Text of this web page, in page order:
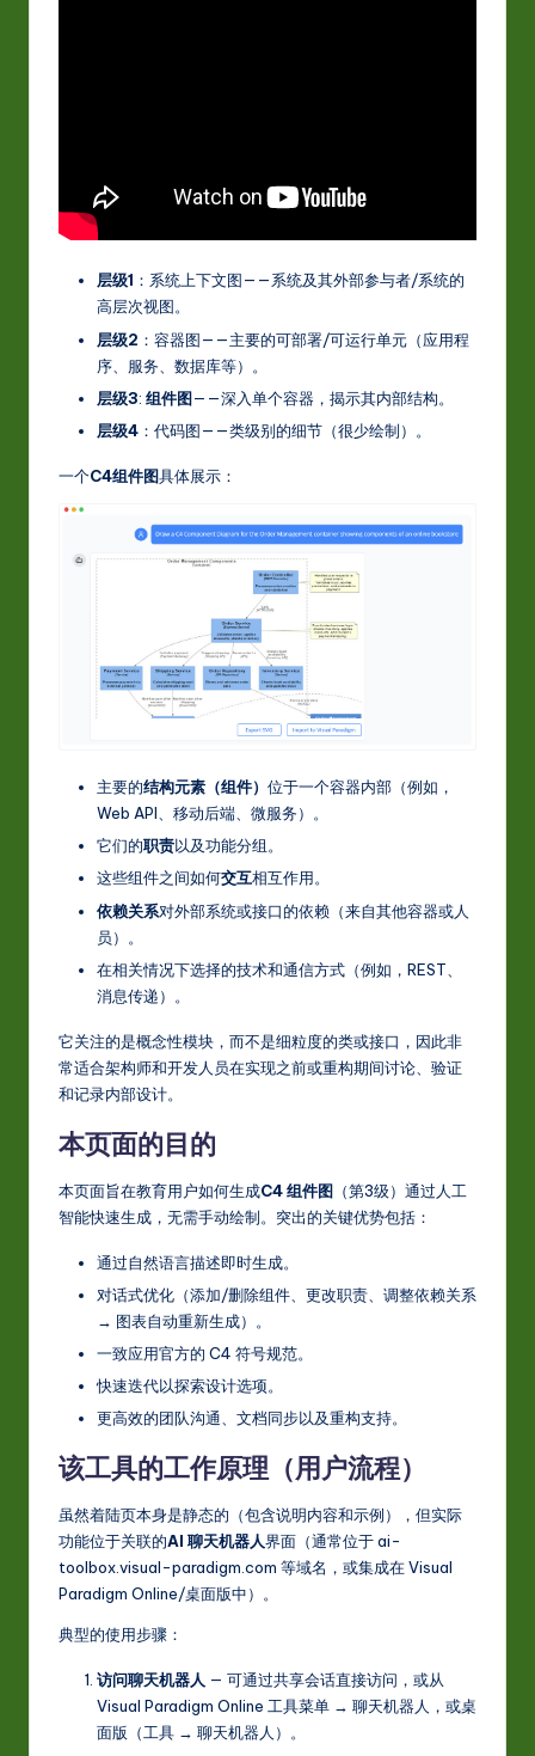
层级1 ：系统上下文图——系统及其外部参与者/系统的
高层次视图。
层级2 ：容器图——主要的可部署/可运行单元（应用程
序、服务、数据库等）。
层级3: 组件图——深入单个容器，揭示其内部结构。
层级4 ：代码图——类级别的细节（很少绘制）。
一个C4组件图具体展示：
主要的结构元素（组件） 位于一个容器内部（例如，
Web API、移动后端、微服务）。
它们的职责以及功能分组。
这些组件之间如何交互相互作用。
依赖关系对外部系统或接口的依赖（来自其他容器或人
员）。
在相关情况下选择的技术和通信方式（例如，REST、
消息传递）。
它关注的是概念性模块，而不是细粒度的类或接口，因此非
常适合架构师和开发人员在实现之前或重构期间讨论、验证
和记录内部设计。
本页面的目的
本页面旨在教育用户如何生成C4 组件图 （第3级）通过人工
智能快速生成，无需手动绘制。突出的关键优势包括：
通过自然语言描述即时生成。
对话式优化（添加/删除组件、更改职责、调整依赖关系
→ 图表自动重新生成）。
一致应用官方的 C4 符号规范。
快速迭代以探索设计选项。
更高效的团队沟通、文档同步以及重构支持。
该工具的工作原理（用户流程）
虽然着陆页本身是静态的（包含说明内容和示例），但实际
功能位于关联的AI 聊天机器人界面（通常位于 ai-
toolbox.visual-paradigm.com 等域名，或集成在 Visual
Paradigm Online/桌面版中）。
典型的使用步骤：
访问聊天机器人 — 可通过共享会话直接访问，或从
Visual Paradigm Online 工具菜单 → 聊天机器人，或桌
面版（工具 → 聊天机器人）。